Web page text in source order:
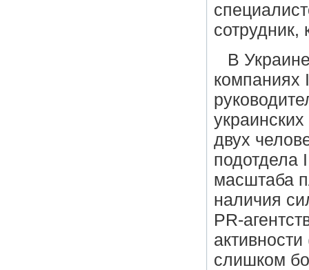
сотрудник,
В
компаниях
двух
подотдела
масштаба
наличия
PR-
слишком